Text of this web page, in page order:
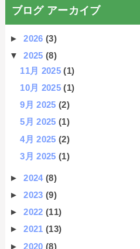
ブログ アーカイブ
►2026(3)
▼2025(8)
11月 2025(1)
10月 2025(1)
9月 2025(2)
5月 2025(1)
4月 2025(2)
3月 2025(1)
►2024(8)
►2023(9)
►2022(11)
►2021(13)
►2020(8)